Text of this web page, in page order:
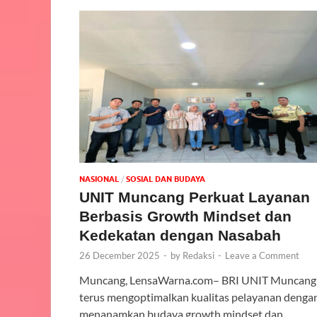
NASIONAL / SOSIAL DAN BUDAYA
UNIT Muncang Perkuat Layanan
Berbasis Growth Mindset dan
Kedekatan dengan Nasabah
26 December 2025 - by Redaksi - Leave a Comment
Muncang, LensaWarna.com– BRI UNIT Muncang
terus mengoptimalkan kualitas pelayanan
menanamkan budaya growth mindset dan